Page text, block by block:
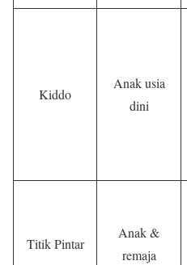
Kiddo
Anak usia
dini
Titik Pintar
Anak &
remaja